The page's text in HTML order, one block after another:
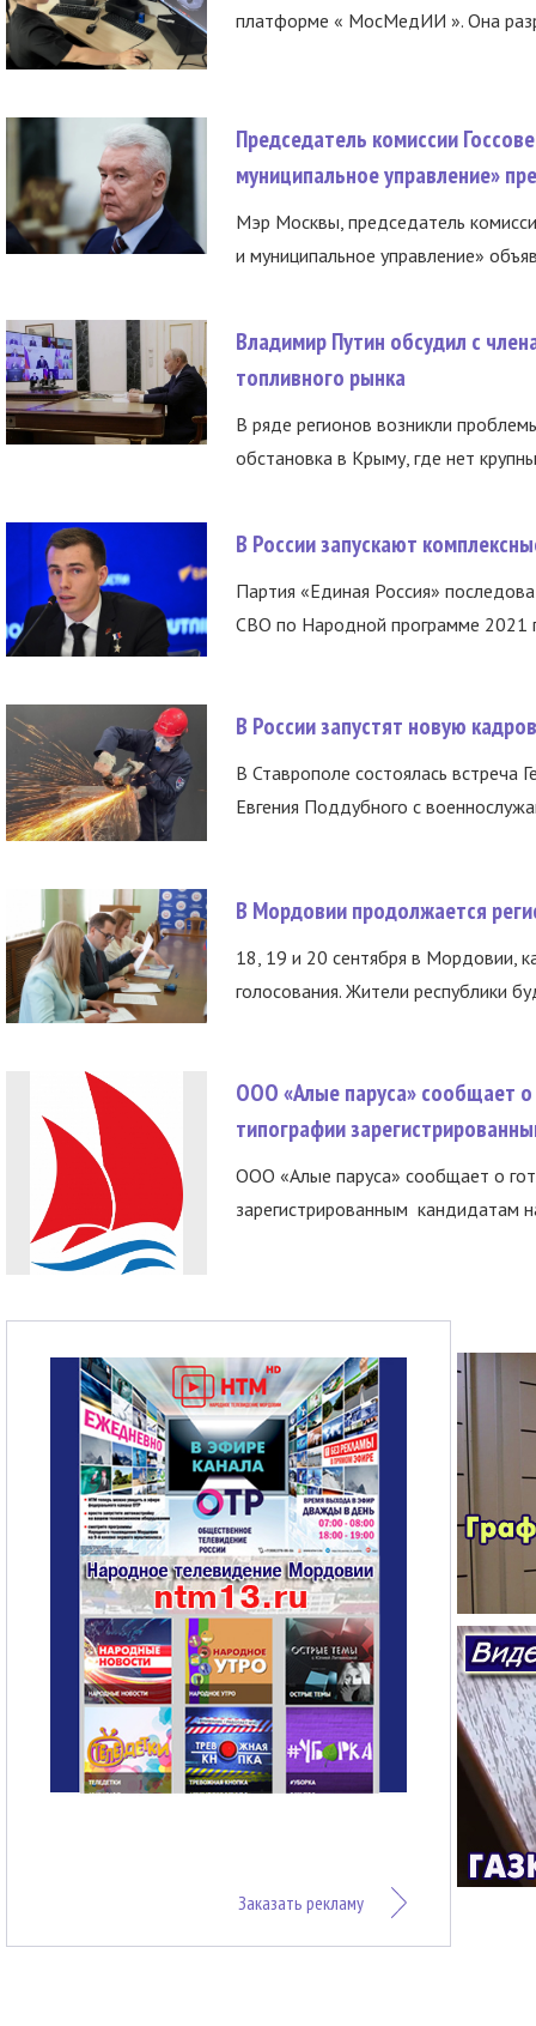
платформе « МосМедИИ ». Она
Председатель комиссии
муниципальное управление»
Мэр Москвы, председатель
и муниципальное управление»
Владимир Путин обсудил с
топливного рынка
В ряде регионов возникли
обстановка в Крыму, где нет
В России запускают
Партия «Единая Россия»
СВО по Народной программе 2021
В России запустят новую
В Ставрополе состоялась встреча
Евгения Поддубного с
В Мордовии продолжается
18, 19 и 20 сентября в Мордовии,
голосования. Жители республики
ООО «Алые паруса» сообщает о
типографии
ООО «Алые паруса» сообщает о
зарегистрированным кандидатам
Заказать рекламу